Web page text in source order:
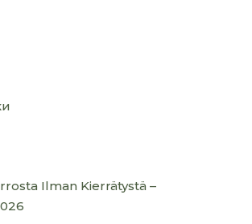
Ilman Kierrätystä –